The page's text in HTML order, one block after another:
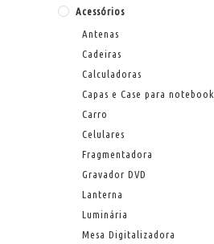
Acessórios
Antenas
Cadeiras
Calculadoras
Capas e Case para notebook
Carro
Celulares
Fragmentadora
Gravador DVD
Lanterna
Luminária
Mesa Digitalizadora